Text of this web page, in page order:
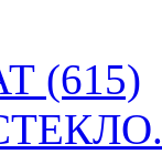
(615)